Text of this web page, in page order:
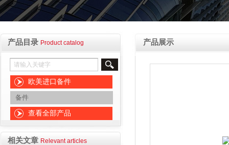
产品目录 Product catalog
欧美进口备件
备件
查看全部产品
相关文章 Relevant articles
产品展示